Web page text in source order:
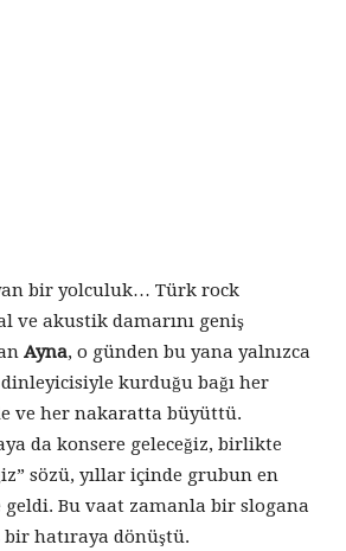
bir yolculuk… Türk rock
ve akustik damarını geniş
Ayna, o günden bu yana yalnızca
kurduğu bağı her
ve her nakaratta büyüttü.
da konsere geleceğiz, birlikte
sözü, yıllar içinde grubun en
Bu vaat zamanla bir slogana
bir hatıraya dönüştü.